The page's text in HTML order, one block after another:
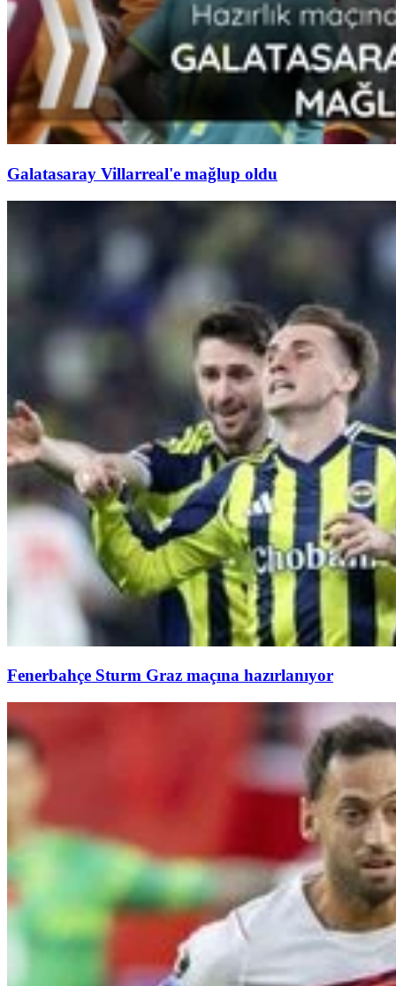
Galatasaray Villarreal'e mağlup oldu
Fenerbahçe Sturm Graz maçına hazırlanıyor